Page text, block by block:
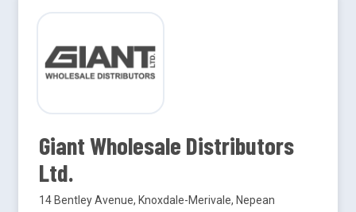
Giant Wholesale Distributors
Ltd.
14 Bentley Avenue, Knoxdale-Merivale, Nepean